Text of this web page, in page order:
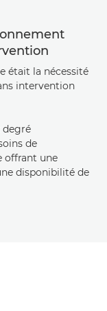
était la nécessité
intervention
degré
de
offrant une
disponibilité de